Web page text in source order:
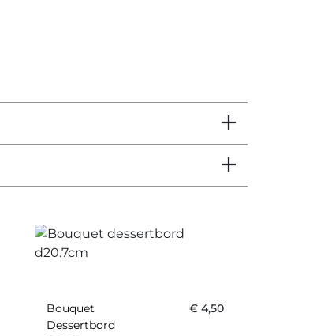
Bouquet
Dessertbord
€ 4,50